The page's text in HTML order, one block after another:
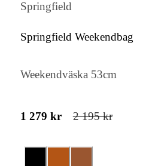
vadderade
studier. Insidan är
Springfield
Springfield Weekendbag
Weekendväska 53cm
1 279 kr 2 195 kr